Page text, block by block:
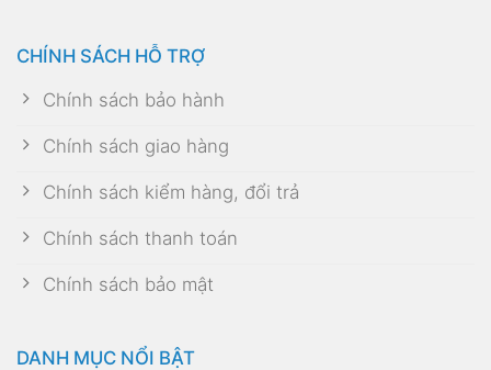
CHÍNH SÁCH HỖ TRỢ
Chính sách bảo hành
Chính sách giao hàng
Chính sách kiểm hàng, đổi trả
Chính sách thanh toán
Chính sách bảo mật
DANH MỤC NỔI BẬT